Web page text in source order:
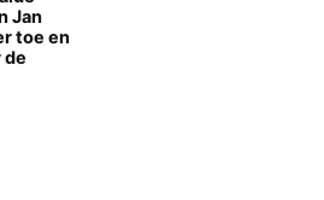
Jan
toe en
de